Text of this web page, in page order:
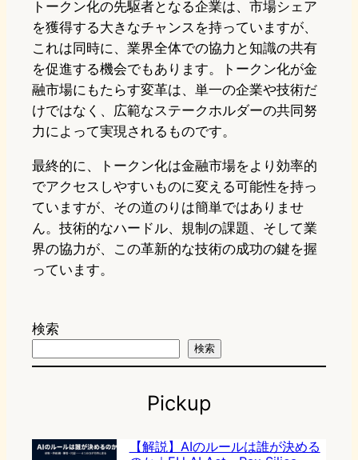
トークン化の先駆者となる企業は、市場シェア
を獲得する大きなチャンスを持っていますが、
これは同時に、業界全体での協力と知識の共有
を促進する機会でもあります。トークン化が金
融市場にもたらす変革は、単一の企業や技術だ
けではなく、広範なステークホルダーの共同努
力によって実現されるものです。
最終的に、トークン化は金融市場をより効率的
でアクセスしやすいものに変える可能性を持っ
ていますが、その道のりは簡単ではありませ
ん。技術的なハードル、規制の課題、そして業
界の協力が、この革新的な技術の成功の鍵を握
っています。
検索
検索
Pickup
【解説】AIのルールは誰が決める